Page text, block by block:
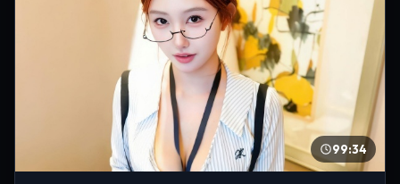
99:34